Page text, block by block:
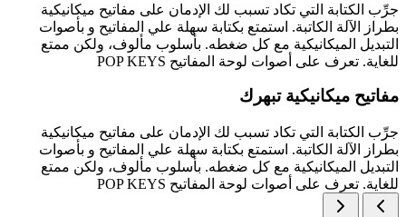
جرِّب الكتابة التي تكاد تسبب لك الإدمان على مفاتيح ميكانيكية
بطراز الآلة الكاتبة. استمتع بكتابة سهلة علي المفاتيح و بأصوات
التبديل الميكانيكية مع كل ضغطه. بأسلوب مألوف، ولكن ممتع
للغاية. تعرف على أصوات لوحة المفاتيح POP KEYS
مفاتيح ميكانيكية تبهرك
جرِّب الكتابة التي تكاد تسبب لك الإدمان على مفاتيح ميكانيكية
بطراز الآلة الكاتبة. استمتع بكتابة سهلة علي المفاتيح و بأصوات
التبديل الميكانيكية مع كل ضغطه. بأسلوب مألوف، ولكن ممتع
للغاية. تعرف على أصوات لوحة المفاتيح POP KEYS